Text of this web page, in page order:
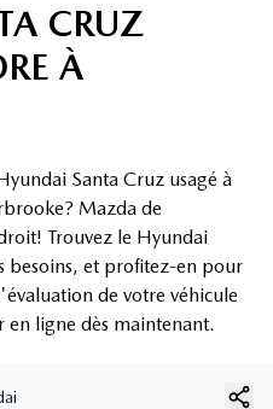
CRUZ
À
Santa Cruz usagé à
Mazda de
Trouvez le Hyundai
besoins, et profitez-en pour
de votre véhicule
en ligne dès maintenant.